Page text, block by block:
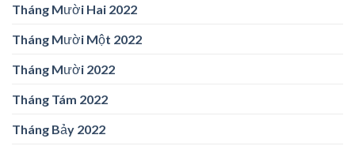
Tháng Mười Hai 2022
Tháng Mười Một 2022
Tháng Mười 2022
Tháng Tám 2022
Tháng Bảy 2022